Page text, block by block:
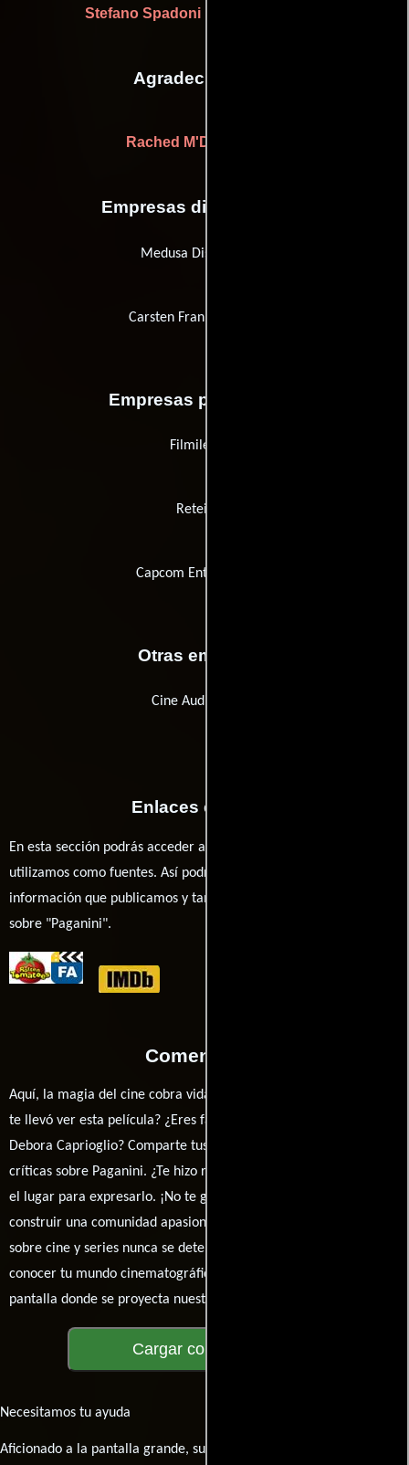
Stefano Spadoni
Agradecimientos
Rached M'Dini
Empresas distribuidoras
Medusa Distribuzione
Carsten Frank Filmverleih
Empresas productoras
Filmileijona
Reteitalia
Capcom Entertainment
Otras empresas
Cine Audio Effects
Enlaces externos
En esta sección podrás acceder a los recursos externos que
utilizamos como fuentes. Así podrás chequear toda la
información que publicamos y también ampliar tu conocimiento
sobre "Paganini".
Comentarios
Aquí, la magia del cine cobra vida a través de tus opiniones. ¿Qué
te llevó ver esta película? ¿Eres fan de Klaus Kinski, Klaus Kinski o
Debora Caprioglio? Comparte tus pensamientos, emociones y
críticas sobre Paganini. ¿Te hizo reír, llorar o reflexionar? Este es
el lugar para expresarlo. ¡No te guardes nada! Queremos
construir una comunidad apasionada donde la conversación
sobre cine y series nunca se detenga. Únete a la charla y déjanos
conocer tu mundo cinematográfico. ¡Los comentarios son la
pantalla donde se proyecta nuestra diversidad de opiniones!
Cargar comentarios
Necesitamos tu ayuda
Aficionado a la pantalla grande, su participación es clave para hacer